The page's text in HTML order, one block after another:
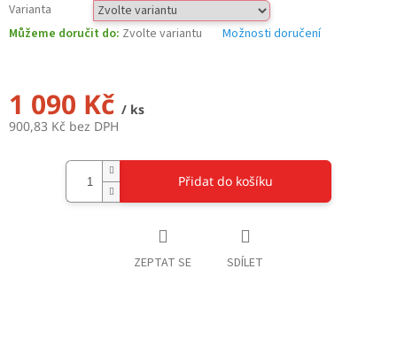
1 090 Kč / ks
900,83 Kč bez DPH
Varianta
Můžeme doručit do: Zvolte variantu Možnosti doručení
Přidat do košíku
ZEPTAT SE SDÍLET